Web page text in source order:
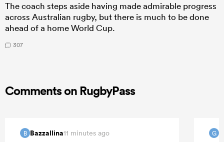
The coach steps aside having made admirable progress
across Australian rugby, but there is much to be done
ahead of a home World Cup.
307
Comments on RugbyPass
B Bazzallina11 minutes ago G